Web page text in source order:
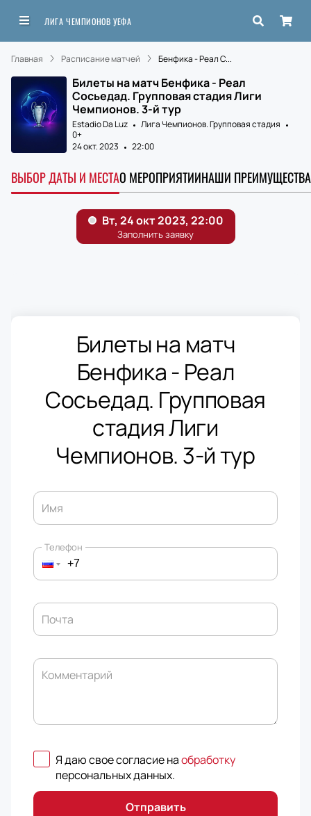
ЛИГА ЧЕМПИОНОВ УЕФА
Главная Расписание матчей Бенфика - Реал С...
Билеты на матч Бенфика - Реал
Сосьедад. Групповая стадия Лиги
Чемпионов. 3-й тур
Estadio Da Luz
Лига Чемпионов. Групповая стадия
0+
24 окт. 2023
22:00
ВЫБОР ДАТЫ И МЕСТАО МЕРОПРИЯТИИНАШИ ПРЕИМУЩЕСТВА
Билеты на матч
Бенфика - Реал
Сосьедад. Групповая
стадия Лиги
Чемпионов. 3-й тур
Имя
Телефон
Почта
Комментарий
Я даю свое согласие наобработку
персональных данных.
Отправить